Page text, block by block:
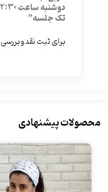
دوشنبه ساعت 12:30
تک جلسه”
برای ثبت نقد و بررسی
محصولات پیشنهادی